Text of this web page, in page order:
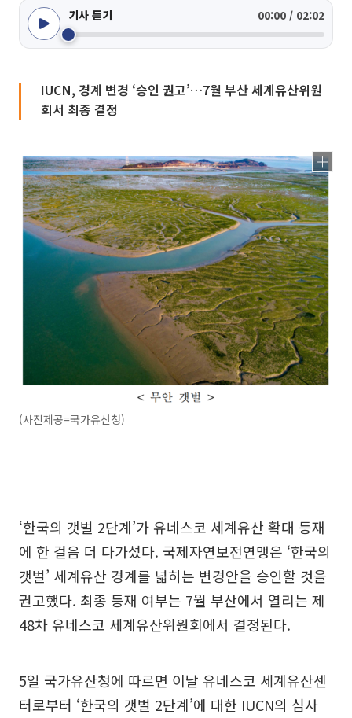
기사 듣기 00:00 / 02:02
IUCN, 경계 변경 ‘승인 권고’…7월 부산 세계유산위원
회서 최종 결정
(사진제공=국가유산청)
‘한국의 갯벌 2단계’가 유네스코 세계유산 확대 등재
에 한 걸음 더 다가섰다. 국제자연보전연맹은 ‘한국의
갯벌’ 세계유산 경계를 넓히는 변경안을 승인할 것을
권고했다. 최종 등재 여부는 7월 부산에서 열리는 제
48차 유네스코 세계유산위원회에서 결정된다.
5일 국가유산청에 따르면 이날 유네스코 세계유산센
터로부터 ‘한국의 갯벌 2단계’에 대한 IUCN의 심사